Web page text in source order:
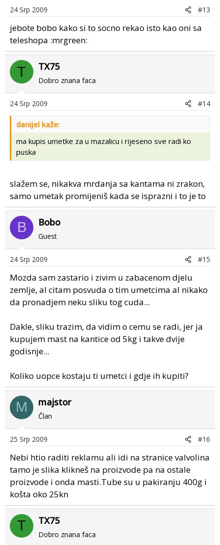
24 Srp 2009 #13
jebote bobo kako si to socno rekao isto kao oni sa
teleshopa :mrgreen:
T TX75
Dobro znana faca
24 Srp 2009 #14
danijel kaže:
ma kupis umetke za u mazalicu i rijeseno sve radi ko
puska
slažem se, nikakva mrdanja sa kantama ni zrakon,
samo umetak promijeniš kada se isprazni i to je to
B Bobo
Guest
24 Srp 2009 #15
Mozda sam zastario i zivim u zabacenom djelu
zemlje, al citam posvuda o tim umetcima al nikako
da pronadjem neku sliku tog cuda...
Dakle, sliku trazim, da vidim o cemu se radi, jer ja
kupujem mast na kantice od 5kg i takve dvije
godisnje...
Koliko uopce kostaju ti umetci i gdje ih kupiti?
M majstor
Član
25 Srp 2009 #16
Nebi htio raditi reklamu ali idi na stranice valvolina
tamo je slika klikneš na proizvode pa na ostale
proizvode i onda masti.Tube su u pakiranju 400g i
košta oko 25kn
T TX75
Dobro znana faca